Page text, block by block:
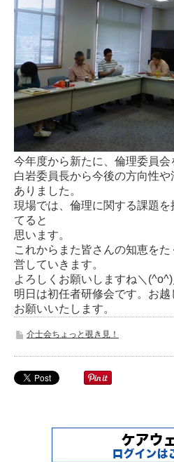
今年度から新たに、倫理委員会
白岩委員長から今後の方向性
ありました。
現場では、倫理に関する課題
てると
思います。
これからまた皆さんの知恵を
営していきます。
よろしくお願いしますね＼(^o^)
明日は初任者研修会です。お越
お願いいたします。
介士会ちょっと覗き見！